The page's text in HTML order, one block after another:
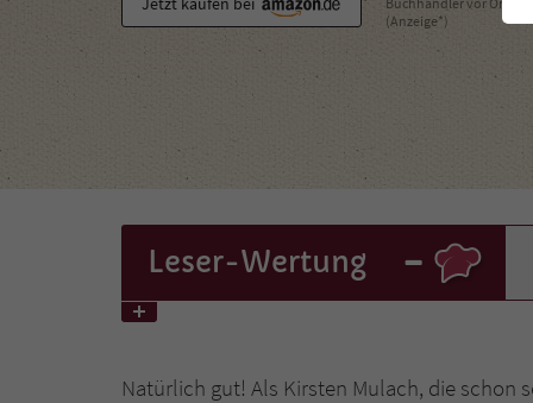
(Anzeige*)
Leser-Wertung -
Natürlich gut! Als Kirsten Mulach, die schon